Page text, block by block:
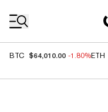
BTC $64,010.00 -1.80%ETH